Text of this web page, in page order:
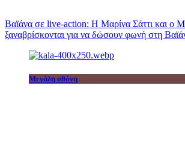
Βαϊάνα σε live-action: Η Μαρίνα Σάττι και ο
ξαναβρίσκονται για να δώσουν φωνή στη
Μεγάλη οθόνη